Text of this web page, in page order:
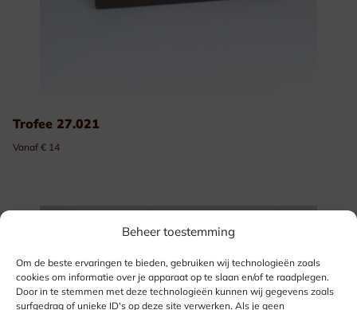
Beheer toestemming
Om de beste ervaringen te bieden, gebruiken wij technologieën zoals
cookies om informatie over je apparaat op te slaan en/of te raadplegen.
Door in te stemmen met deze technologieën kunnen wij gegevens zoals
surfgedrag of unieke ID's op deze site verwerken. Als je geen
Trofee 27.021
Vanaf € 14